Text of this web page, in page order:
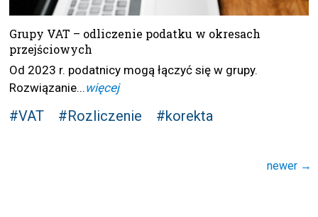
Grupy VAT – odliczenie podatku w okresach
przejściowych
Od 2023 r. podatnicy mogą łączyć się w grupy.
Rozwiązanie... więcej
#VAT #Rozliczenie #korekta
newer →